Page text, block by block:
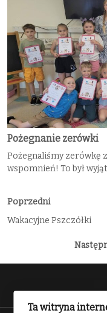
Pożegnanie zerówki
Pożegnaliśmy zerówkę
wspomnień! To był
Poprzedni
Wakacyjne Pszczółki
Ta witryna